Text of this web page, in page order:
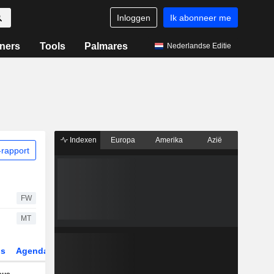
Inloggen Ik abonneer me
Tools Palmares Nederlandse Editie
FW
MT
Agenda
Indexen Europa Amerika Azië